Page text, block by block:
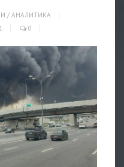
/ АНАЛИТИКА
0